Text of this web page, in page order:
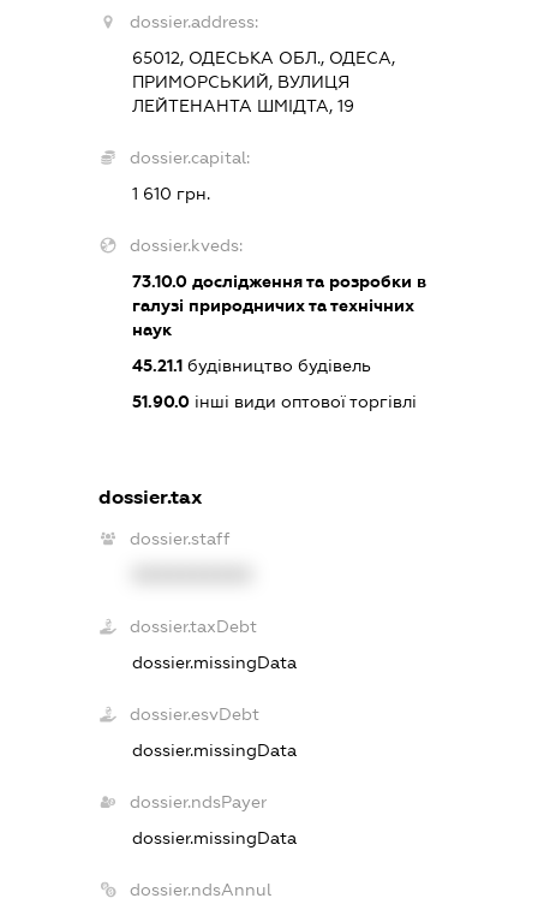
dossier.address:
65012, ОДЕСЬКА ОБЛ., ОДЕСА,
ПРИМОРСЬКИЙ, ВУЛИЦЯ
ЛЕЙТЕНАНТА ШМІДТА, 19
dossier.capital:
1 610 грн.
dossier.kveds:
73.10.0 дослідження та розробки в
галузі природничих та технічних
наук
45.21.1 будівництво будівель
51.90.0 інші види оптової торгівлі
dossier.tax
dossier.staff
dossier.taxDebt
dossier.missingData
dossier.esvDebt
dossier.missingData
dossier.ndsPayer
dossier.missingData
dossier.ndsAnnul